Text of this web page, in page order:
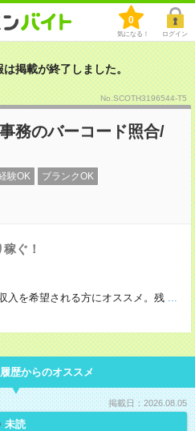
0
気になる！ ログイン
掲載が終了しました。
No.SCOTH3196544-T5
務のバーコード照合/
験OK ブランクOK
ぐ！
を希望される方にオススメ。残 ...
歴からのオススメ
掲載日：2026.08.05
未読